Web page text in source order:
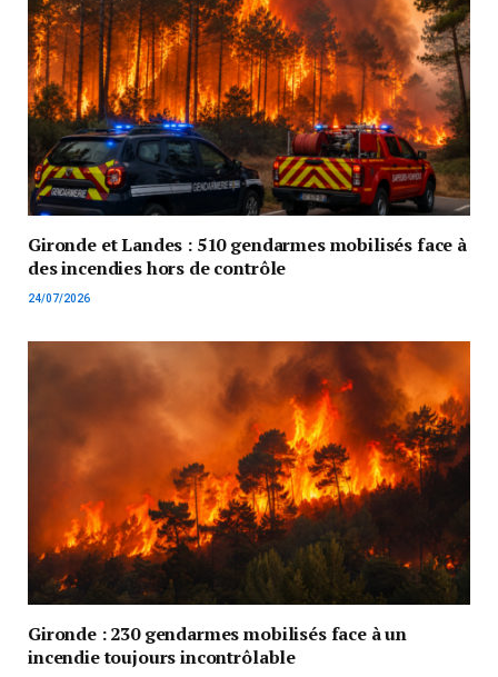
Gironde et Landes : 510 gendarmes mobilisés face à
des incendies hors de contrôle
24/07/2026
Gironde : 230 gendarmes mobilisés face à un
incendie toujours incontrôlable